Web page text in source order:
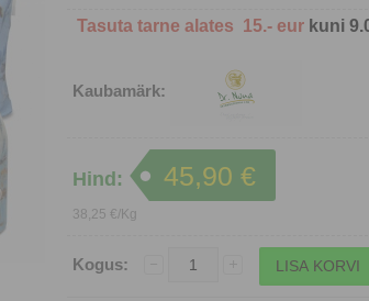
Tasuta tarne alates 15.- eur kuni
Kaubamärk:
Hind: 45,90 €
38,25 €/Kg
Kogus: